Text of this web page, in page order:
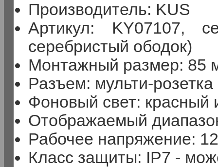
Производитель: KUS
Артикул: KY07107,
серебристый ободок)
Монтажный размер: 85
Разъем: мульти-
Фоновый свет: красный
Отображаемый
Рабочее напряжение:
Класс защиты: IP7 -